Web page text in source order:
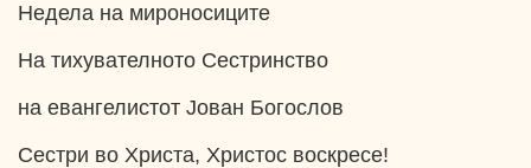
Недела на мироносиците
На тихувателното Сестринство
на евангелистот Јован Богослов
Сестри во Христа, Христос воскресе!